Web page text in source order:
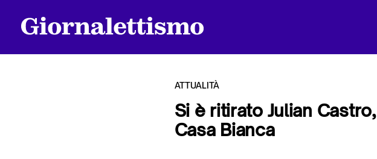
ATTUALITÀ
Si è ritirato Julian
Casa Bianca